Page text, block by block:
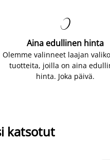

Aina edullinen hinta
Olemme valinneet laajan
tuotteita, joilla on aina
hinta. Joka päivä.
katsotut